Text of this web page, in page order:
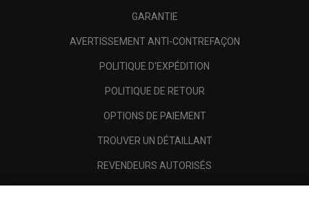
GARANTIE
AVERTISSEMENT ANTI-CONTREFAÇON
POLITIQUE D'EXPÉDITION
POLITIQUE DE RETOUR
OPTIONS DE PAIEMENT
TROUVER UN DÉTAILLANT
REVENDEURS AUTORISÉS